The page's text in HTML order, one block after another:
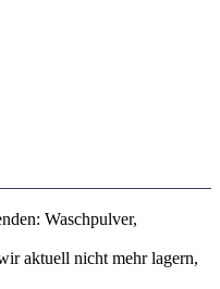
Waschpulver,
aktuell nicht mehr lagern,